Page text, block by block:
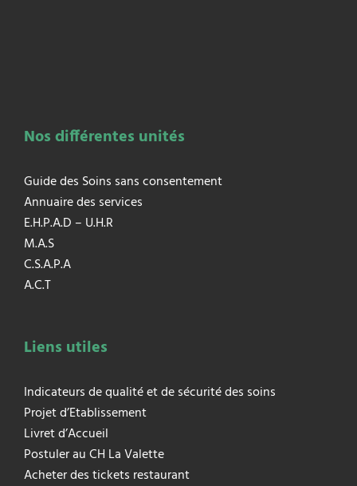
Nos différentes unités
Guide des Soins sans consentement
Annuaire des services
E.H.P.A.D – U.H.R
M.A.S
C.S.A.P.A
A.C.T
Liens utiles
Indicateurs de qualité et de sécurité des soins
Projet d’Etablissement
Livret d’Accueil
Postuler au CH La Valette
Acheter des tickets restaurant